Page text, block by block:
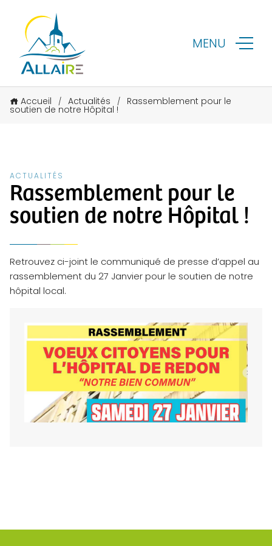
MENU
Accueil / Actualités / Rassemblement pour le
soutien de notre Hôpital !
ACTUALITÉS
Rassemblement pour le
soutien de notre Hôpital !
Retrouvez ci-joint le communiqué de presse d’appel au
rassemblement du 27 Janvier pour le soutien de notre
hôpital local.